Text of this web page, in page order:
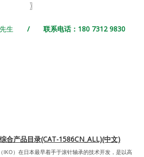
〗
先生 / 联系电话：180 7312 9830
合产品目录(CAT-1586CN_ALL)(中文)
）在日本最早着手于滚针轴承的技术开发，是以高